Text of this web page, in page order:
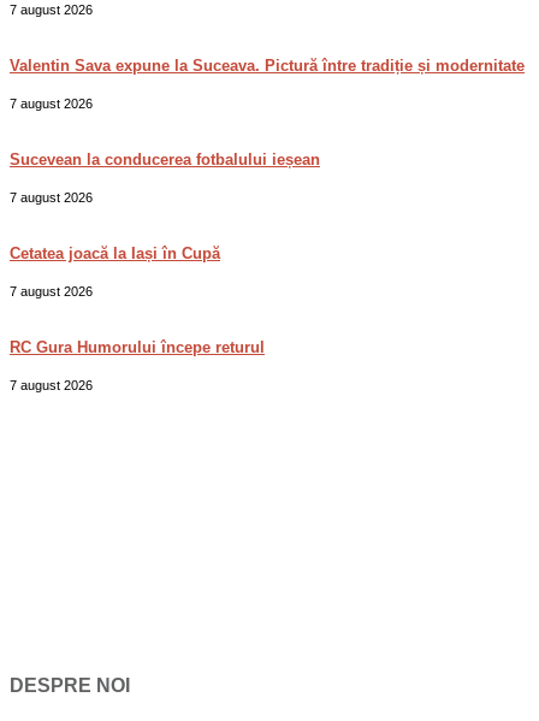
7 august 2026
Valentin Sava expune la Suceava. Pictură între tradiție și modernitate
7 august 2026
Sucevean la conducerea fotbalului ieșean
7 august 2026
Cetatea joacă la Iași în Cupă
7 august 2026
RC Gura Humorului începe returul
7 august 2026
DESPRE NOI